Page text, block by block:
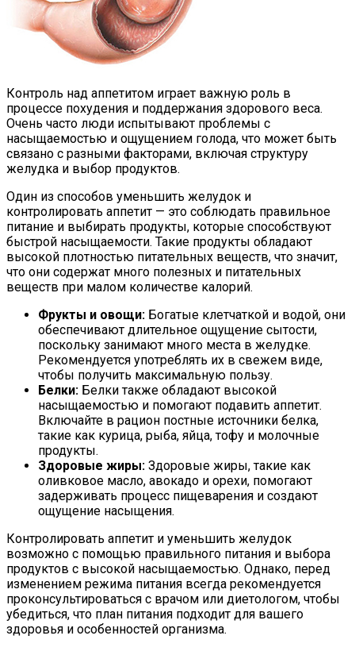
Контроль над аппетитом играет важную роль в
процессе похудения и поддержания здорового веса.
Очень часто люди испытывают проблемы с
насыщаемостью и ощущением голода, что может быть
связано с разными факторами, включая структуру
желудка и выбор продуктов.
Один из способов уменьшить желудок и
контролировать аппетит — это соблюдать правильное
питание и выбирать продукты, которые способствуют
быстрой насыщаемости. Такие продукты обладают
высокой плотностью питательных веществ, что значит,
что они содержат много полезных и питательных
веществ при малом количестве калорий.
Фрукты и овощи: Богатые клетчаткой и водой, они
обеспечивают длительное ощущение сытости,
поскольку занимают много места в желудке.
Рекомендуется употреблять их в свежем виде,
чтобы получить максимальную пользу.
Белки: Белки также обладают высокой
насыщаемостью и помогают подавить аппетит.
Включайте в рацион постные источники белка,
такие как курица, рыба, яйца, тофу и молочные
продукты.
Здоровые жиры: Здоровые жиры, такие как
оливковое масло, авокадо и орехи, помогают
задерживать процесс пищеварения и создают
ощущение насыщения.
Контролировать аппетит и уменьшить желудок
возможно с помощью правильного питания и выбора
продуктов с высокой насыщаемостью. Однако, перед
изменением режима питания всегда рекомендуется
проконсультироваться с врачом или диетологом, чтобы
убедиться, что план питания подходит для вашего
здоровья и особенностей организма.